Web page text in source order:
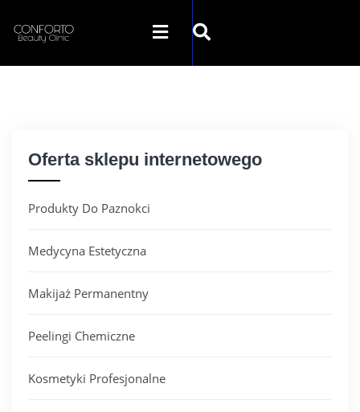
Oferta sklepu internetowego
Produkty Do Paznokci
Medycyna Estetyczna
Makijaż Permanentny
Peelingi Chemiczne
Kosmetyki Profesjonalne